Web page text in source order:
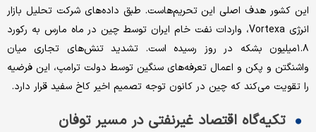
این کشور هدف اصلی این تحریم‌هاست. طبق داده‌های شرکت تحلیل بازار
انرژی Vortexa، واردات نفت خام ایران توسط چین در ماه مارس به رکورد
۱.۸میلیون بشکه در روز رسیده است. تشدید تنش‌‌های تجاری میان
واشنگتن و پکن و اعمال تعرفه‌های سنگین توسط دولت ترامپ، این فرضیه
را تقویت می‌‌کند که چین در کانون توجه تصمیم اخیر کاخ سفید قرار دارد.
تکیه‌‌گاه اقتصاد غیرنفتی در مسیر توفان